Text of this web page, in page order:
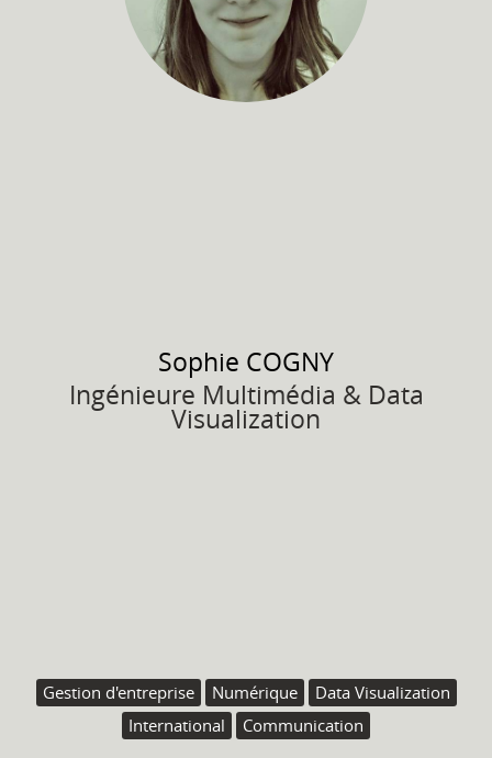
Sophie COGNY
Ingénieure Multimédia & Data
Visualization
Gestion d'entreprise Numérique
Data Visualization
International
Communication